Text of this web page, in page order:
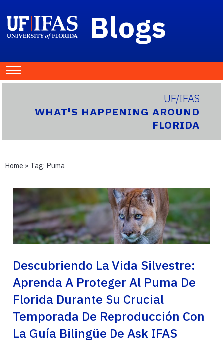
Blogs
UF/IFAS
WHAT'S HAPPENING AROUND
FLORIDA
Home » Tag: Puma
Descubriendo La Vida Silvestre:
Aprenda A Proteger Al Puma De
Florida Durante Su Crucial
Temporada De Reproducción Con
La Guía Bilingüe De Ask IFAS